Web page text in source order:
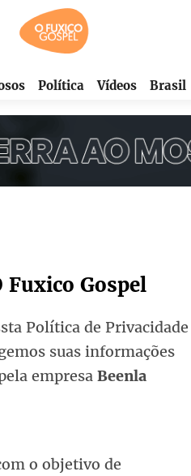
Política Vídeos Brasil
Gospel
Política de Privacidade
suas informações
empresa Beenla
o objetivo de